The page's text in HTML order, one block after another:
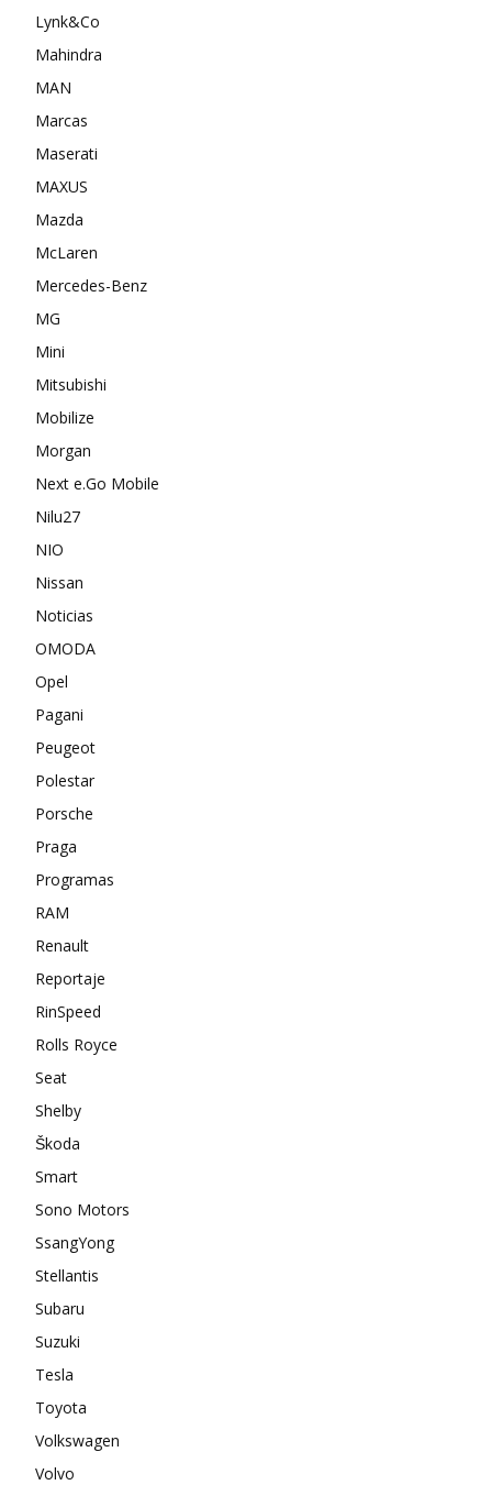
Lynk&Co
Mahindra
MAN
Marcas
Maserati
MAXUS
Mazda
McLaren
Mercedes-Benz
MG
Mini
Mitsubishi
Mobilize
Morgan
Next e.Go Mobile
Nilu27
NIO
Nissan
Noticias
OMODA
Opel
Pagani
Peugeot
Polestar
Porsche
Praga
Programas
RAM
Renault
Reportaje
RinSpeed
Rolls Royce
Seat
Shelby
Škoda
Smart
Sono Motors
SsangYong
Stellantis
Subaru
Suzuki
Tesla
Toyota
Volkswagen
Volvo